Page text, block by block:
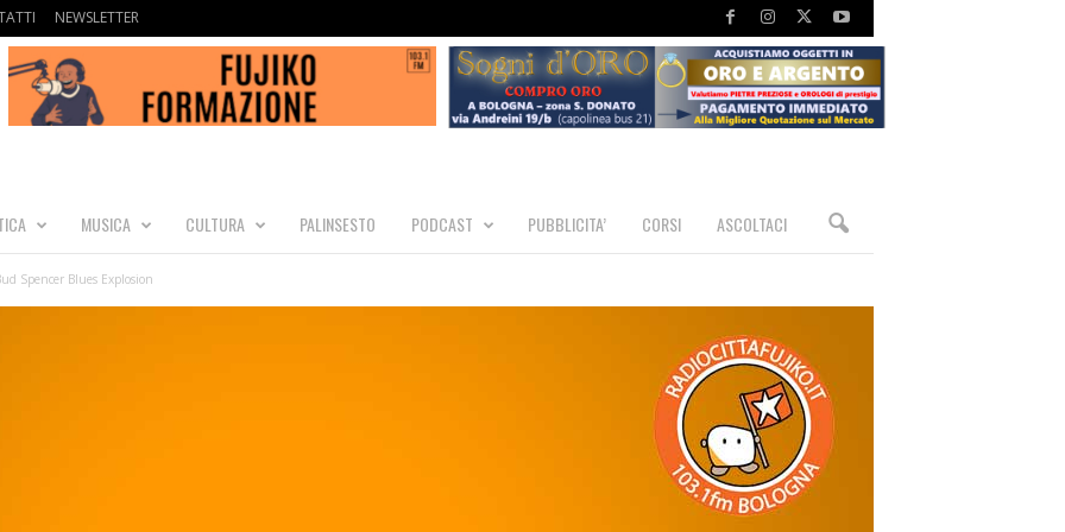
NEWSLETTER
MUSICA CULTURA PALINSESTO PODCAST PUBBLICITA’ CORSI ASCOLTACI
Spencer Blues Explosion